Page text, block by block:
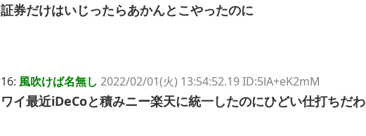
証券だけはいじったらあかんとこやったのに
16: 風吹けば名無し 2022/02/01(火) 13:54:52.19 ID:5lA+eK2mM
ワイ最近iDeCoと積みニー楽天に統一したのにひどい仕打ちだわ